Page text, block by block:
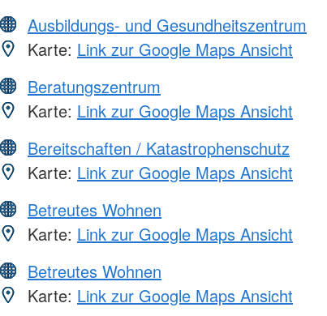
Ausbildungs- und Gesundheitszentrum
Karte: Link zur Google Maps Ansicht
Beratungszentrum
Karte: Link zur Google Maps Ansicht
Bereitschaften / Katastrophenschutz
Karte: Link zur Google Maps Ansicht
Betreutes Wohnen
Karte: Link zur Google Maps Ansicht
Betreutes Wohnen
Karte: Link zur Google Maps Ansicht